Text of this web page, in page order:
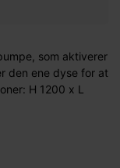
som aktiverer
den ene dyse for at
H 1200 x L